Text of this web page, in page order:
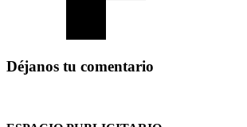
Déjanos tu comentario